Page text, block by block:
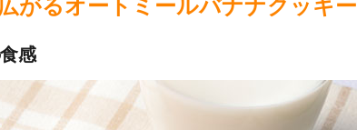
がるオートミールバナナクッキー
感